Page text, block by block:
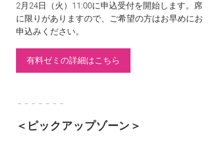
2月24日（火）11:00に申込受付を開始します。席
に限りがありますので、ご希望の方はお早めにお
申込みください。
有料ゼミの詳細はこちら
－－－－－－－
＜ピックアップゾーン＞